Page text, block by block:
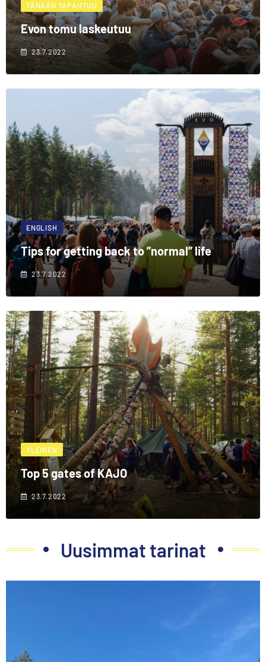
TÄNÄÄN TAPAHTUU
Evon tomu laskeutuu
23.7.2022
ENGLISH
Tips for getting back to ”normal” life
23.7.2022
YLEINEN
Top 5 gates of KAJO
23.7.2022
Uusimmat tarinat